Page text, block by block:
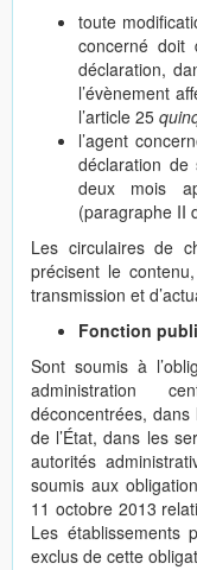
toute
concerné
déclaration,
l’évènement
l’article 25
l’agent
déclaration
deux mois
(paragraphe II
Les circulaires de
précisent le
transmission et
Fonction
Sont soumis à
administration
déconcentrées,
de l’État, dans les
autorités
soumis aux
11 octobre 2013
Les établissements
exclus de cette